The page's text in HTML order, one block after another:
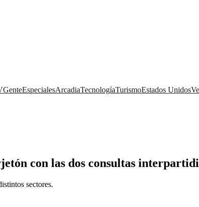
GenteEspecialesArcadiaTecnologíaTurismoEstados Unidos
con las dos consultas
sectores.